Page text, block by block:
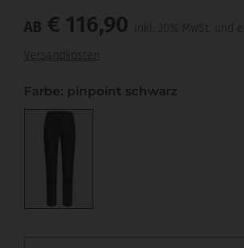
AB € 116,90
inkl. 20% MwSt. und
Versandkosten
Farbe: pinpoint schwarz